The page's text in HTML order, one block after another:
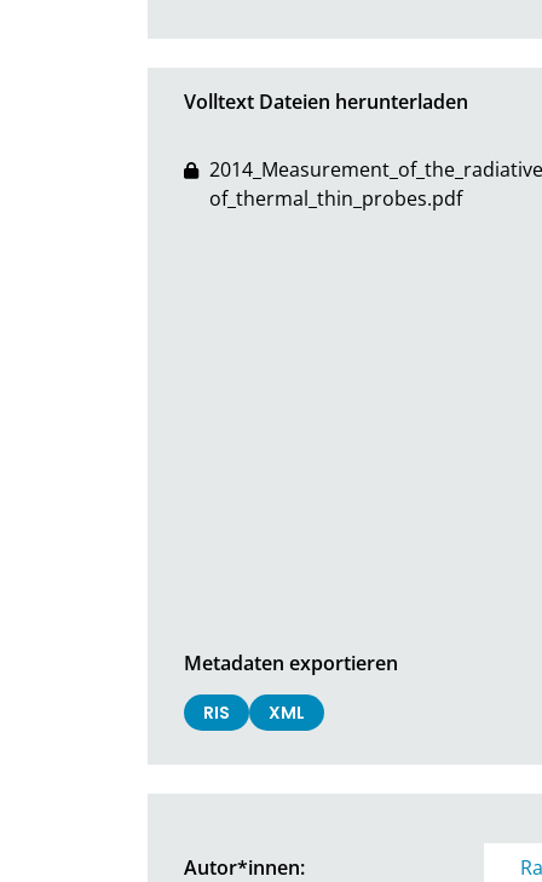
Volltext Dateien herunterladen
of_thermal_thin_probes.pdf
Metadaten exportieren
RIS XML
Autor*innen: